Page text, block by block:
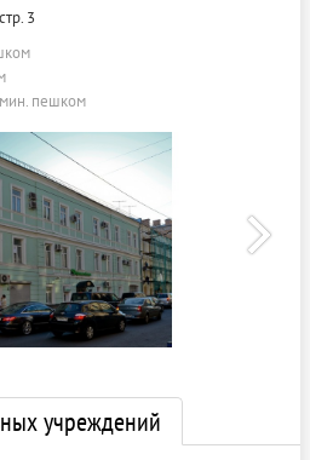
3
пешком
учреждений